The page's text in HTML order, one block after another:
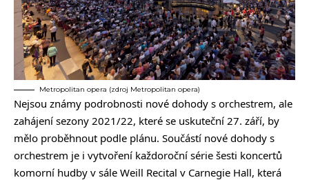
Metropolitan opera (zdroj Metropolitan opera)
Nejsou známy podrobnosti nové dohody s orchestrem, ale
zahájení sezony 2021/22, které se uskuteční 27. září, by
mělo proběhnout podle plánu. Součástí nové dohody s
orchestrem je i vytvoření každoroční série šesti koncertů
komorní hudby v sále Weill Recital v Carnegie Hall, která